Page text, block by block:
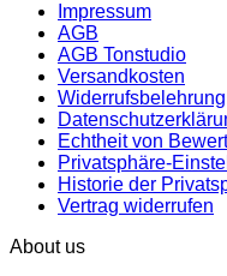
Impressum
AGB
AGB Tonstudio
Versandkosten
Widerrufsbelehrung
Echtheit von
Privatsphäre-
Historie der
Vertrag widerrufen
About us